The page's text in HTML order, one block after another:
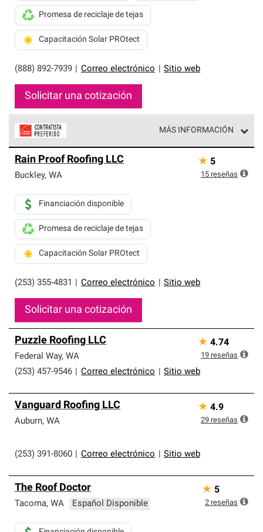
(888) 892-7939 Correo electrónico Sitio web
Promesa de reciclaje de tejas
Capacitación Solar PROtect
Solicitar una cotización
MÁS INFORMACIÓN
parte de una red exclusiva de profesionales de techos
que cumplen con altos estándares y requisitos estrictos
Rain Proof Roofing LLC
Buckley, WA
(253) 355-4831 Correo electrónico Sitio web
Financiación disponible
Promesa de reciclaje de tejas
Capacitación Solar PROtect
Solicitar una cotización
★ 5
15 reseñas
Puzzle Roofing LLC
Federal Way, WA
(253) 457-9546
Correo electrónico Sitio web
★ 4.74
19 reseñas
Vanguard Roofing LLC
Auburn, WA
(253) 391-8060 Correo electrónico Sitio web
★ 4.9
29 reseñas
The Roof Doctor
Tacoma, WA Español Disponible
★ 5
2 reseñas